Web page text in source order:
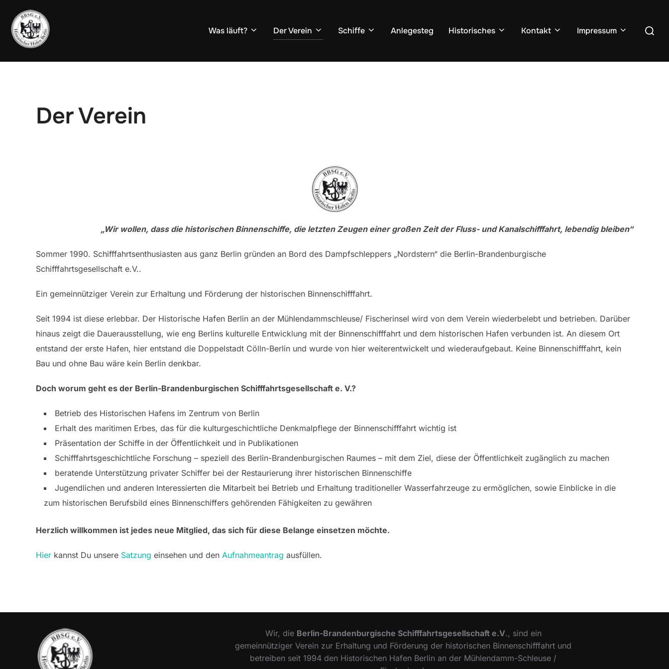
Inhalt
springen
Was läuft? Der Verein Schiffe Anlegesteg Historisches Kontakt Impressum
Suchen
nach:
Der Verein
„Wir wollen, dass die historischen Binnenschiffe, die letzten Zeugen einer großen Zeit der Fluss- und Kanalschifffahrt, lebendig bleiben“
Sommer 1990. Schifffahrtsenthusiasten aus ganz Berlin gründen an Bord des Dampfschleppers „Nordstern“ die Berlin-Brandenburgische
Schifffahrtsgesellschaft e.V..
Ein gemeinnütziger Verein zur Erhaltung und Förderung der historischen Binnenschifffahrt.
Seit 1994 ist diese erlebbar. Der Historische Hafen Berlin an der Mühlendammschleuse/ Fischerinsel wird von dem Verein wiederbelebt und betrieben. Darüber
hinaus zeigt die Dauerausstellung, wie eng Berlins kulturelle Entwicklung mit der Binnenschifffahrt und dem historischen Hafen verbunden ist. An diesem Ort
entstand der erste Hafen, hier entstand die Doppelstadt Cölln-Berlin und wurde von hier weiterentwickelt und wiederaufgebaut. Keine Binnenschifffahrt, kein
Bau und ohne Bau wäre kein Berlin denkbar.
Doch worum geht es der Berlin-Brandenburgischen Schifffahrtsgesellschaft e. V.?
Betrieb des Historischen Hafens im Zentrum von Berlin
Erhalt des maritimen Erbes, das für die kulturgeschichtliche Denkmalpflege der Binnenschifffahrt wichtig ist
Präsentation der Schiffe in der Öffentlichkeit und in Publikationen
Schifffahrtsgeschichtliche Forschung – speziell des Berlin-Brandenburgischen Raumes – mit dem Ziel, diese der Öffentlichkeit zugänglich zu machen
beratende Unterstützung privater Schiffer bei der Restaurierung ihrer historischen Binnenschiffe
Jugendlichen und anderen Interessierten die Mitarbeit bei Betrieb und Erhaltung traditioneller Wasserfahrzeuge zu ermöglichen, sowie Einblicke in die
zum historischen Berufsbild eines Binnenschiffers gehörenden Fähigkeiten zu gewähren
Herzlich willkommen ist jedes neue Mitglied, das sich für diese Belange einsetzen möchte.
Hier kannst Du unsere Satzung einsehen und den Aufnahmeantrag ausfüllen.
Wir, die Berlin-Brandenburgische Schifffahrtsgesellschaft e.V., sind ein
gemeinnütziger Verein zur Erhaltung und Förderung der historischen Binnenschifffahrt und
betreiben seit 1994 den Historischen Hafen Berlin an der Mühlendamm-Schleuse /